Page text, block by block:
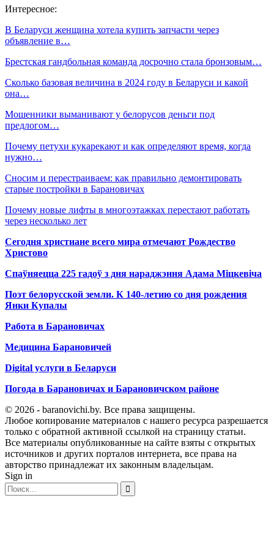
Интересное:
В Беларуси женщина хотела купить запчасти через
объявление в…
Брестская гандбольная команда досрочно стала бронзовым…
Сколько базовая величина в 2024 году в Беларуси и какой
она…
Мошенники выманивают у белорусов деньги под
предлогом…
Почему петухи кукарекают и как определяют время, когда
нужно…
Сносим и перестраиваем: как правильно демонтировать
старые постройки в Барановичах
Почему новые лифты в многоэтажках перестают работать
через несколько лет
Сегодня христиане всего мира отмечают Рождество
Христово
Спаўняецца 225 гадоў з дня нараджэння Адама Міцкевіча
Поэт белорусской земли. К 140-летию со дня рождения
Янки Купалы
Работа в Барановичах
Медицина Барановичей
Digital услуги в Беларуси
Погода в Барановичах и Барановичском районе
© 2026 - baranovichi.by. Все права защищены.
Любое копирование материалов с нашего ресурса разрешается
только с обратной активной ссылкой на страницу статьи.
Все материалы опубликованные на сайте взяты с открытых
источников и других порталов интернета, все права на
авторство принадлежат их законным владельцам.
Sign in